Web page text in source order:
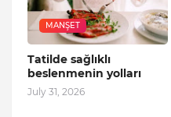
MANŞET
Tatilde sağlıklı
beslenmenin yolları
July 31, 2026